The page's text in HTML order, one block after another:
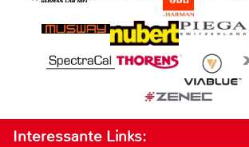
Interessante Links: